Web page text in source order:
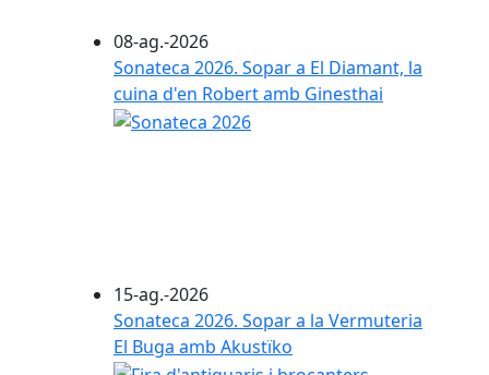
08-ag.-2026
Sonateca 2026. Sopar a El Diamant, la
cuina d'en Robert amb Ginesthai
15-ag.-2026
Sonateca 2026. Sopar a la Vermuteria
El Buga amb Akustïko